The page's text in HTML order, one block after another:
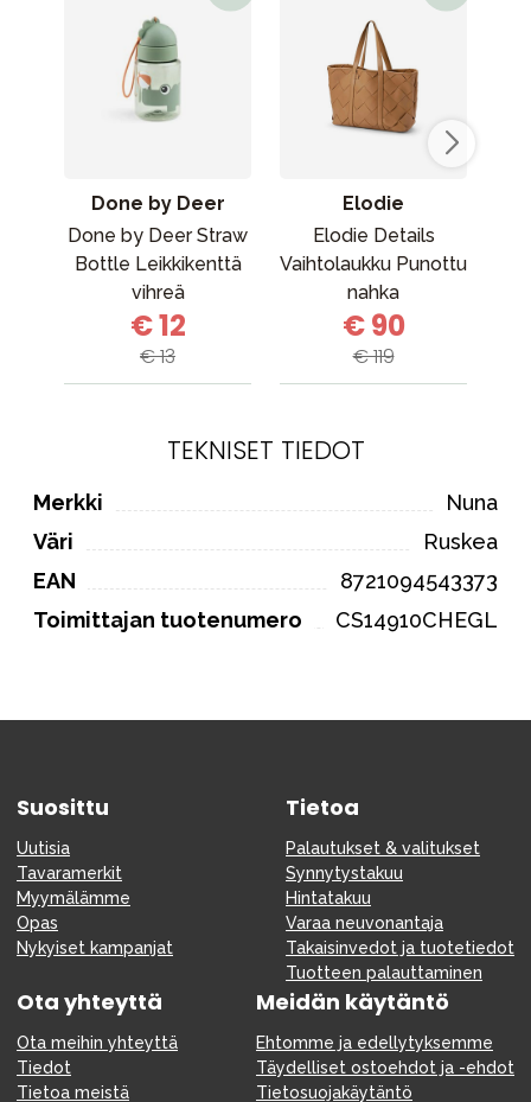
Done by Deer
Done by Deer Straw
Bottle Leikkikenttä
vihreä
€ 12
€ 13
Elodie
Elodie Details
Vaihtolaukku Punottu
nahka
Karamellinruskea
€ 90
€ 119
TEKNISET TIEDOT
Merkki
Nuna
Väri
Ruskea
EAN
8721094543373
Toimittajan tuotenumero
CS14910CHEGL
Suosittu
Uutisia
Tavaramerkit
Myymälämme
Opas
Nykyiset kampanjat
Tietoa
Palautukset & valitukset
Synnytystakuu
Hintatakuu
Varaa neuvonantaja
Takaisinvedot ja tuotetiedot
Tuotteen palauttaminen
Ota yhteyttä
Ota meihin yhteyttä
Tiedot
Tietoa meistä
Meidän käytäntö
Ehtomme ja edellytyksemme
Täydelliset ostoehdot ja -ehdot
Tietosuojakäytäntö